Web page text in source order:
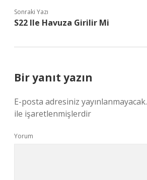
Sonraki Yazı
S22 Ile Havuza Girilir Mi
Bir yanıt yazın
E-posta adresiniz yayınlanmayacak.
ile işaretlenmişlerdir
Yorum